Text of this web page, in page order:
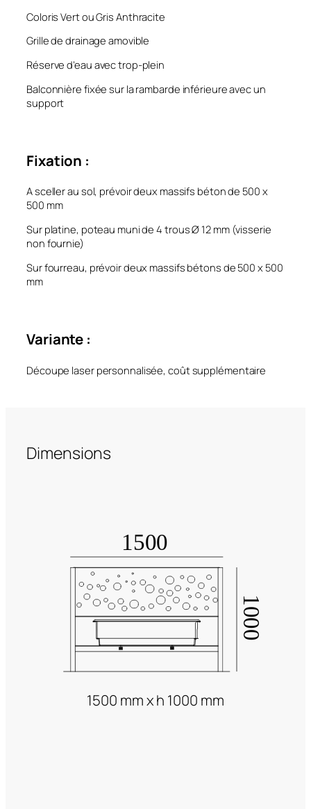
Coloris Vert ou Gris Anthracite
Grille de drainage amovible
Réserve d’eau avec trop-plein
Balconnière fixée sur la rambarde inférieure avec un
support
Fixation :
A sceller au sol, prévoir deux massifs béton de 500 x
500 mm
Sur platine, poteau muni de 4 trous Ø 12 mm (visserie
non fournie)
Sur fourreau, prévoir deux massifs bétons de 500 x 500
mm
Variante :
Découpe laser personnalisée, coût supplémentaire
Dimensions
1500 mm x h 1000 mm